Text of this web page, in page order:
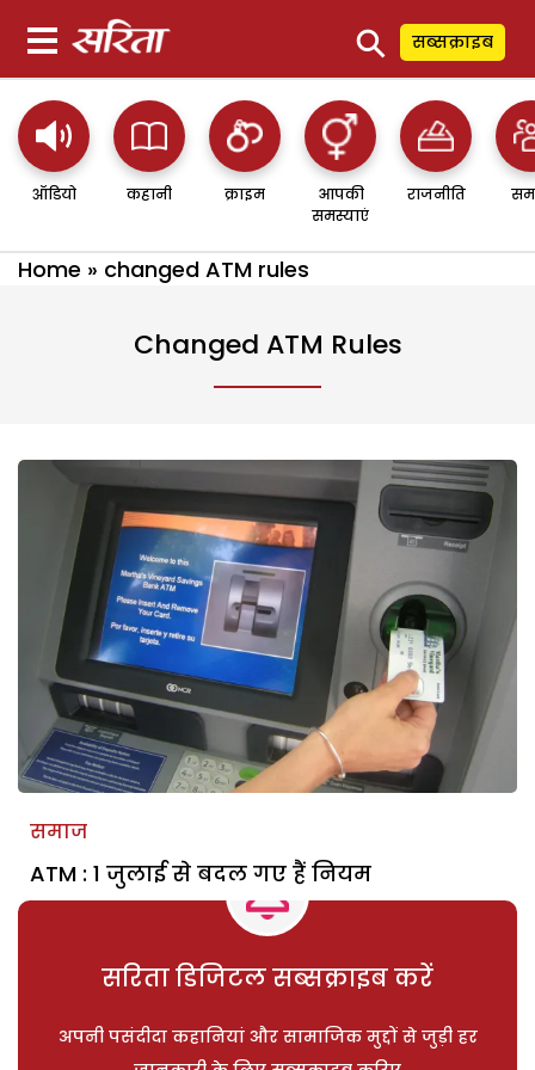
⚲ सब्सक्राइब
ऑडियो कहानी क्राइम
आपकी
समस्याएं
राजनीति
Home » changed ATM rules
Changed ATM Rules
समाज
ATM : 1 जुलाई से बदल गए हैं नियम
सरिता डिजिटल सब्सक्राइब करें
अपनी पसंदीदा कहानियां और सामाजिक मुद्दों से जुड़ी हर